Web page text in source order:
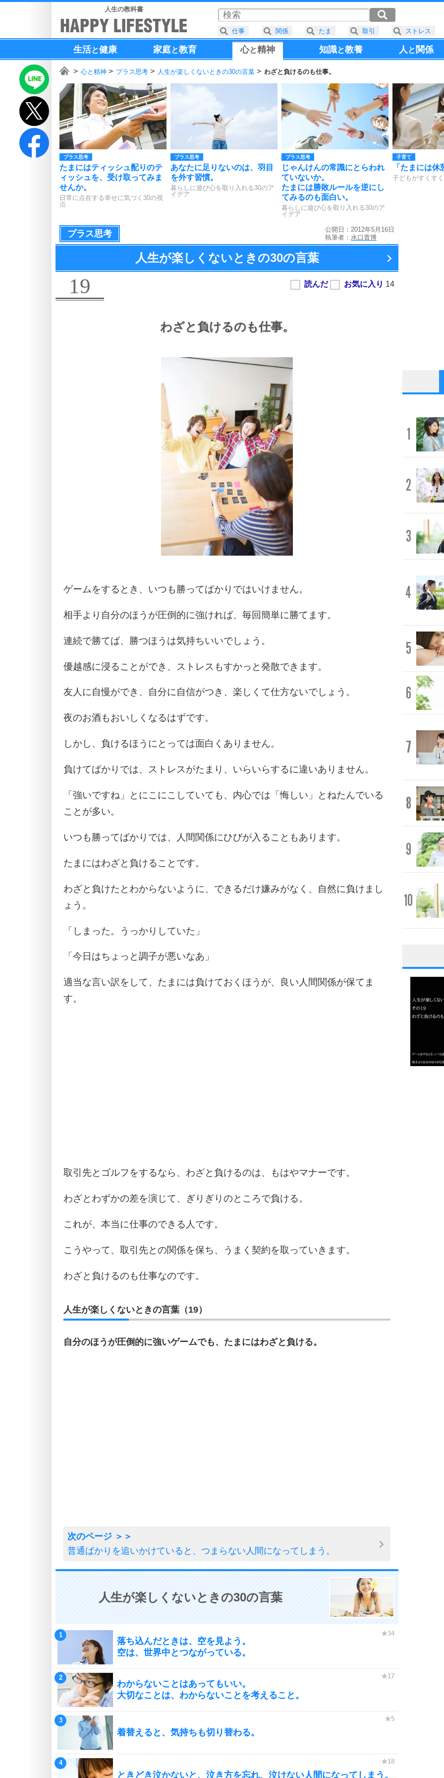
人生の教科書
生活と健康 家庭と教育 心と精神 知識と教養 人と 関係
心と精神 プラス思考 人生が楽しくないときの30の言葉 わざと負けるのも仕事。
プラス思考
たまにはティッシュ配りのテ
ィッシュを、受け取ってみま
せんか。
日常に点在する幸せに気づく30の視
点
プラス思考
あなたに足りないのは、羽目
を外す習慣。
暮らしに遊び心を取り入れる30のア
イデア
プラス思考
じゃんけんの常識にとらわれ
ていないか。
たまには勝敗ルールを逆にし
てみるのも面白い。
暮らしに遊び心を取り入れる30のア
イデア
子育て
「たまには休
子どもがすくす
プラス思考
公開日：2012年5月16日
執筆者： 水口貴博
人生が楽しくないときの30の言葉
19
わざと負けるのも仕事。
ゲームをするとき、いつも勝ってばかりではいけません。
相手より自分のほうが圧倒的に強ければ、毎回簡単に勝てます。
連続で勝てば、勝つほうは気持ちいいでしょう。
優越感に浸ることができ、ストレスもすかっと発散できます。
友人に自慢ができ、自分に自信がつき、楽しくて仕方ないでしょう。
夜のお酒もおいしくなるはずです。
しかし、負けるほうにとっては面白くありません。
負けてばかりでは、ストレスがたまり、いらいらするに違いありません。
「強いですね」とにこにこしていても、内心では「悔しい」とねたんでいる
ことが多い。
いつも勝ってばかりでは、人間関係にひびが入ることもあります。
たまにはわざと負けることです。
わざと負けたとわからないように、できるだけ嫌みがなく、自然に負けまし
ょう。
「しまった。うっかりしていた」
「今日はちょっと調子が悪いなあ」
適当な言い訳をして、たまには負けておくほうが、良い人間関係が保てま
す。
取引先とゴルフをするなら、わざと負けるのは、もはやマナーです。
わざとわずかの差を演じて、ぎりぎりのところで負ける。
これが、本当に仕事のできる人です。
こうやって、取引先との関係を保ち、うまく契約を取っていきます。
わざと負けるのも仕事なのです。
人生が楽しくないときの言葉（19）
自分のほうが圧倒的に強いゲームでも、たまにはわざと負ける。
普通ばかりを追いかけていると、つまらない人間になってしまう。
人生が楽しくないときの30の言葉
落ち込んだときは、空を見よう。
空は、世界中とつながっている。
わからないことはあってもいい。
大切なことは、わからないことを考えること。
着替えると、気持ちも切り替わる。
ときどき泣かないと、泣き方を忘れ、泣けない人間になってしまう。
1
2
3
4
5
6
7
8
9
10
1
3
仕事 関係 たま 取引 ストレス